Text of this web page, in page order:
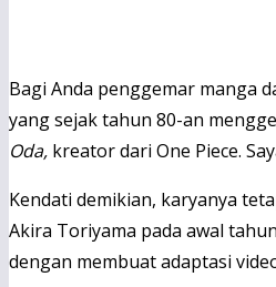
Bagi Anda penggemar manga
yang sejak tahun 80-an
Oda, kreator dari One Piece.
Kendati demikian, karyanya
Akira Toriyama pada awal
dengan membuat adaptasi